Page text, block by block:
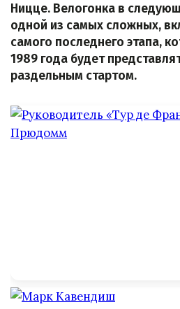
Ницце. Велогонка в
одной из самых сложных,
самого последнего этапа,
1989 года будет
раздельным стартом.